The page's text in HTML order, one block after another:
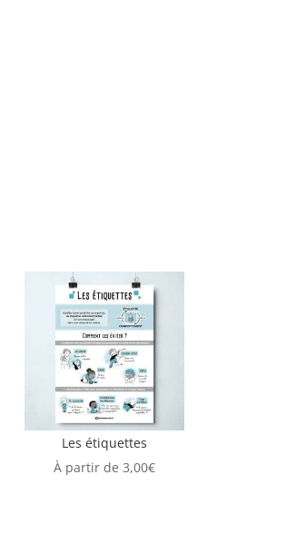
Les étiquettes
À partir de 3,00€